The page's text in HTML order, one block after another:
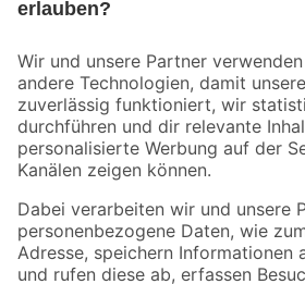
Der toom Newsletter: Keine Angebote und
Zur Newsletter Anmeldung
Folge uns
Zahlungsarten